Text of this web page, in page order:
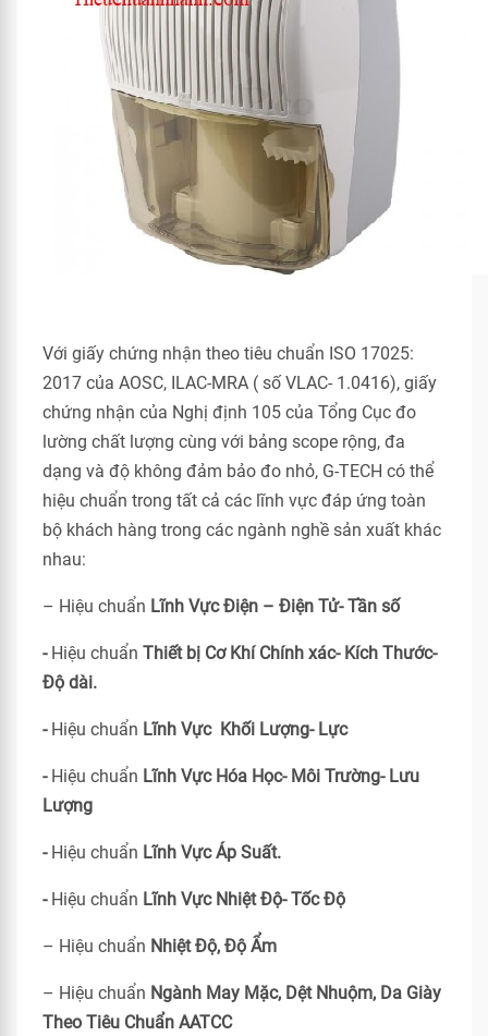
Với giấy chứng nhận theo tiêu chuẩn ISO 17025:
2017 của AOSC, ILAC-MRA ( số VLAC- 1.0416), giấy
chứng nhận của Nghị định 105 của Tổng Cục đo
lường chất lượng cùng với bảng scope rộng, đa
dạng và độ không đảm bảo đo nhỏ, G-TECH có thể
hiệu chuẩn trong tất cả các lĩnh vực đáp ứng toàn
bộ khách hàng trong các ngành nghề sản xuất khác
nhau:
– Hiệu chuẩn Lĩnh Vực Điện – Điện Tử- Tần số
- Hiệu chuẩn Thiết bị Cơ Khí Chính xác- Kích Thước-
Độ dài.
- Hiệu chuẩn Lĩnh Vực Khối Lượng- Lực
- Hiệu chuẩn Lĩnh Vực Hóa Học- Môi Trường- Lưu
Lượng
- Hiệu chuẩn Lĩnh Vực Áp Suất.
-Hiệu chuẩn Lĩnh Vực Nhiệt Độ- Tốc Độ
– Hiệu chuẩn Nhiệt Độ, Độ Ẩm
– Hiệu chuẩn Ngành May Mặc, Dệt Nhuộm, Da Giày
Theo Tiêu Chuẩn AATCC